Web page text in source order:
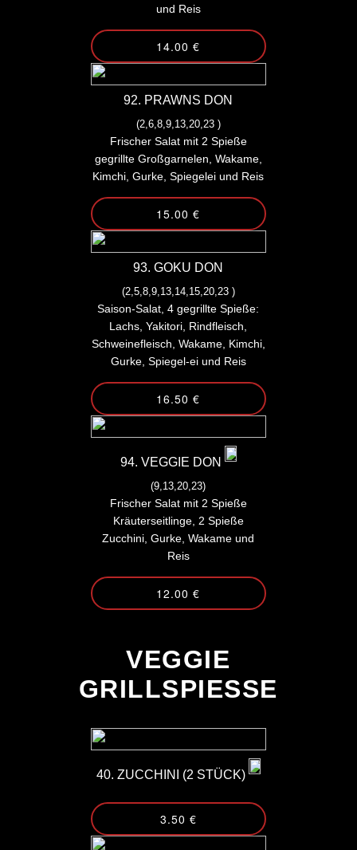
und Reis
14.00 €
92. PRAWNS DON
(2,6,8,9,13,20,23 )
Frischer Salat mit 2 Spieße
gegrillte Großgarnelen, Wakame,
Kimchi, Gurke, Spiegelei und Reis
15.00 €
93. GOKU DON
(2,5,8,9,13,14,15,20,23 )
Saison-Salat, 4 gegrillte Spieße:
Lachs, Yakitori, Rindfleisch,
Schweinefleisch, Wakame, Kimchi,
Gurke, Spiegel-ei und Reis
16.50 €
94. VEGGIE DON
(9,13,20,23)
Frischer Salat mit 2 Spieße
Kräuterseitlinge, 2 Spieße
Zucchini, Gurke, Wakame und
Reis
12.00 €
VEGGIE
GRILLSPIESSE
40. ZUCCHINI (2 STÜCK)
3.50 €